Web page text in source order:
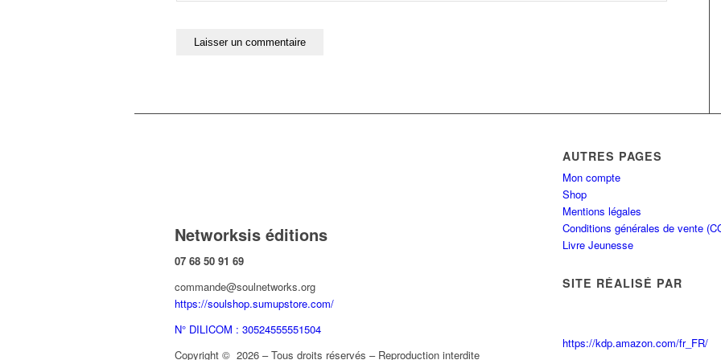
Networksis éditions
07 68 50 91 69
commande@soulnetworks.org
https://soulshop.sumupstore.com/
N° DILICOM : 30524555551504
Copyright © 2026 – Tous droits réservés – Reproduction interdite
AUTRES PAGES
Mon compte
Shop
Mentions légales
Conditions générales de vente
Livre Jeunesse
SITE RÉALISÉ PAR
https://kdp.amazon.com/fr_FR/